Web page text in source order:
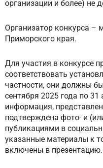
организации и более) не
Организатор конкурса –
Приморского края.
Для участия в конкурсе
соответствовать
частности, они должны
сентября 2025 года по 31
информация,
подтверждена фото- и
публикациями в
указанные материалы к
включены в презентацию.